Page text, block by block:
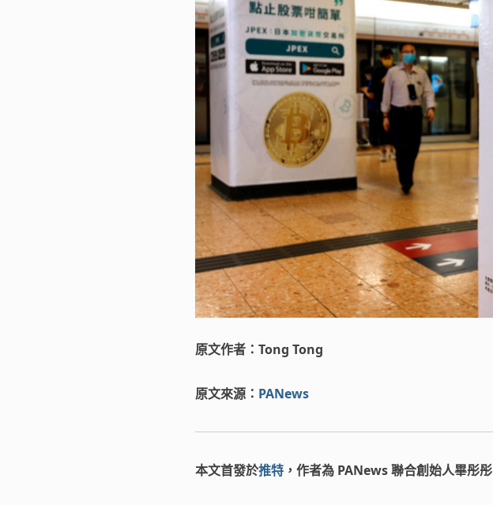
原文作者：Tong Tong
原文來源： PANews
本文首發於推特 ，作者為 PANews 聯合創始人畢彤彤